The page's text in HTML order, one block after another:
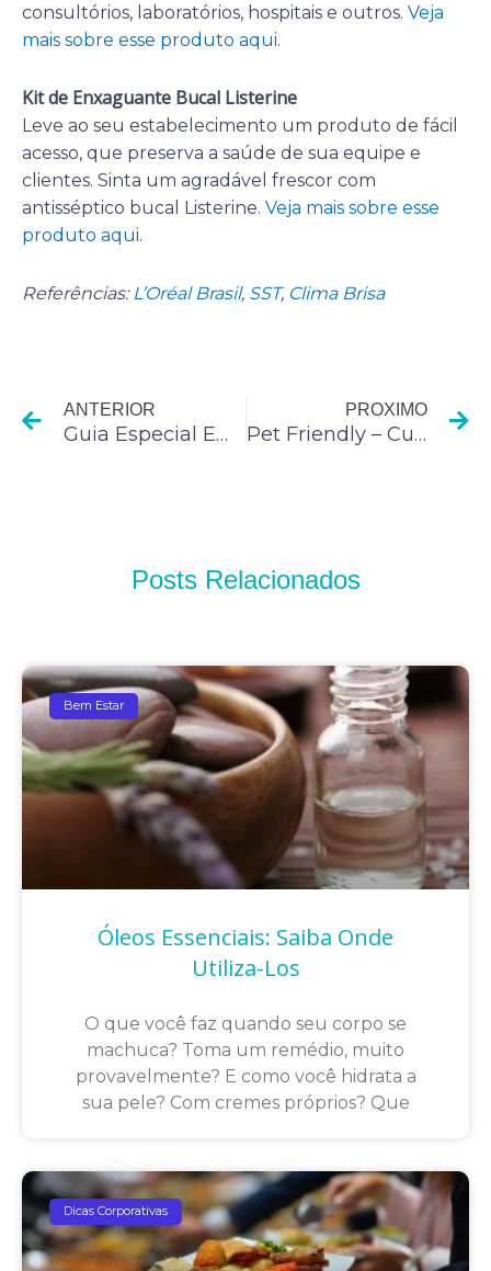
consultórios, laboratórios, hospitais e outros. Veja
mais sobre esse produto aqui.
Kit de Enxaguante Bucal Listerine
Leve ao seu estabelecimento um produto de fácil
acesso, que preserva a saúde de sua equipe e
clientes. Sinta um agradável frescor com
antisséptico bucal Listerine. Veja mais sobre esse
produto aqui.
Referências: L’Oréal Brasil, SST, Clima Brisa
ANTERIOR
Guia Especial Empreendedorismo em 2019: as tendências para empresas e escritórios
PROXIMO
Pet Friendly – Cuidados importantes para quem vai viajar com os pets neste verão
Posts Relacionados
Bem Estar
Óleos Essenciais: Saiba Onde
Utiliza-Los
O que você faz quando seu corpo se
machuca? Toma um remédio, muito
provavelmente? E como você hidrata a
sua pele? Com cremes próprios? Que
Dicas Corporativas